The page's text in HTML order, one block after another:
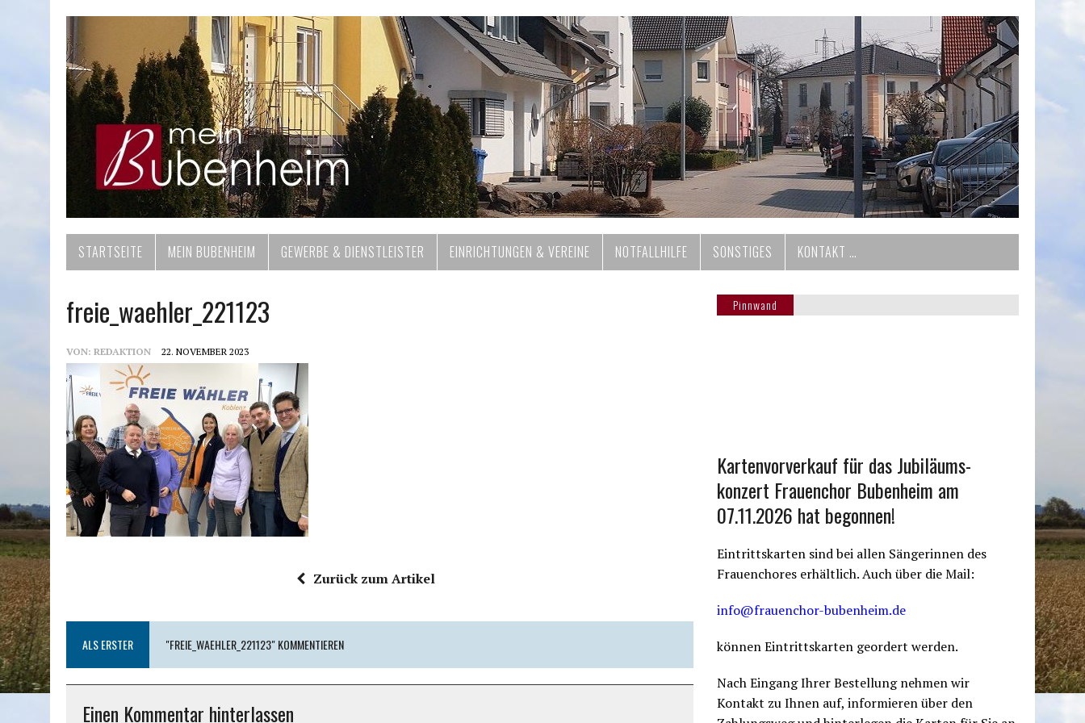
STARTSEITE MEIN BUBENHEIM GEWERBE & DIENSTLEISTER EINRICHTUNGEN & VEREINE NOTFALLHILFE SONSTIGES KONTAKT …
freie_waehler_221123
VON: REDAKTION 22. NOVEMBER 2023
Zurück zum Artikel
ALS ERSTER "FREIE_WAEHLER_221123" KOMMENTIEREN
Einen Kommentar hinterlassen
Pinnwand
Kartenvorverkauf für das Jubiläums-
konzert Frauenchor Bubenheim am
07.11.2026 hat begonnen!
Eintrittskarten sind bei allen Sängerinnen des
Frauenchores erhältlich. Auch über die Mail:
info@frauenchor-bubenheim.de
können Eintrittskarten geordert werden.
Nach Eingang Ihrer Bestellung nehmen wir
Kontakt zu Ihnen auf, informieren über den